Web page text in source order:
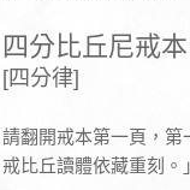
四分比丘尼戒本
[四分律]
請翻開戒本第一頁，
戒比丘讀體依藏重刻